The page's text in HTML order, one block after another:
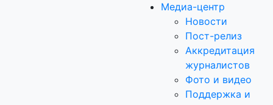
Медиа-центр
Новости
Пост-релиз
Аккредитация
журналистов
Фото и видео
Поддержка и